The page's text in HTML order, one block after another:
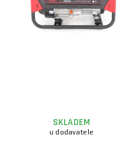
SKLADEM
u dodavatele